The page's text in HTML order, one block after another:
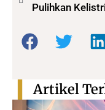
Pulihkan
Bagikan:
Artikel